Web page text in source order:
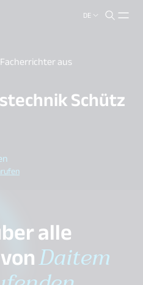
DE
aus
Schütz
alle
Daitem